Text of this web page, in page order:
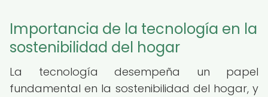
Importancia de la tecnología en la
sostenibilidad del hogar
La tecnología desempeña un papel
fundamental en la sostenibilidad del hogar, y